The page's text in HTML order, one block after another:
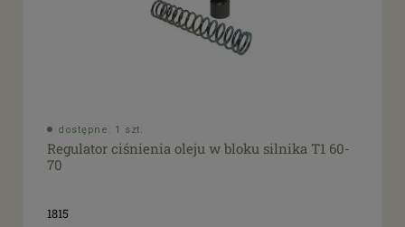
dostępne: 1 szt.
Regulator ciśnienia oleju w bloku silnika T1 60-
70
1815